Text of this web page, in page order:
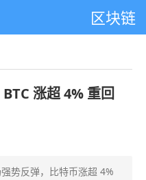
区块链
涨超 4% 重回
势反弹，比特币涨超 4%